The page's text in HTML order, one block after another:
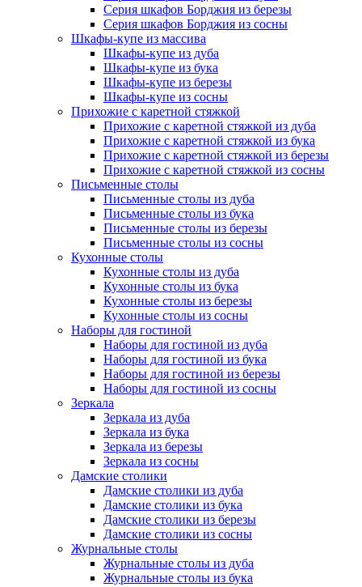
Серия шкафов Борджия из березы
Серия шкафов Борджия из сосны
Шкафы-купе из массива
Шкафы-купе из дуба
Шкафы-купе из бука
Шкафы-купе из березы
Шкафы-купе из сосны
Прихожие с каретной стяжкой
Прихожие с каретной стяжкой из дуба
Прихожие с каретной стяжкой из бука
Прихожие с каретной стяжкой из березы
Прихожие с каретной стяжкой из сосны
Письменные столы
Письменные столы из дуба
Письменные столы из бука
Письменные столы из березы
Письменные столы из сосны
Кухонные столы
Кухонные столы из дуба
Кухонные столы из бука
Кухонные столы из березы
Кухонные столы из сосны
Наборы для гостиной
Наборы для гостиной из дуба
Наборы для гостиной из бука
Наборы для гостиной из березы
Наборы для гостиной из сосны
Зеркала
Зеркала из дуба
Зеркала из бука
Зеркала из березы
Зеркала из сосны
Дамские столики
Дамские столики из дуба
Дамские столики из бука
Дамские столики из березы
Дамские столики из сосны
Журнальные столы
Журнальные столы из дуба
Журнальные столы из бука